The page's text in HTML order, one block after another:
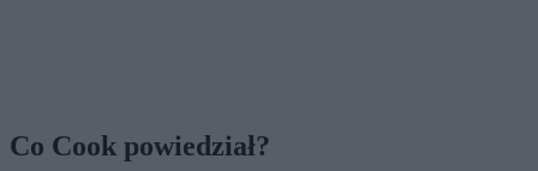
Co Cook powiedział?